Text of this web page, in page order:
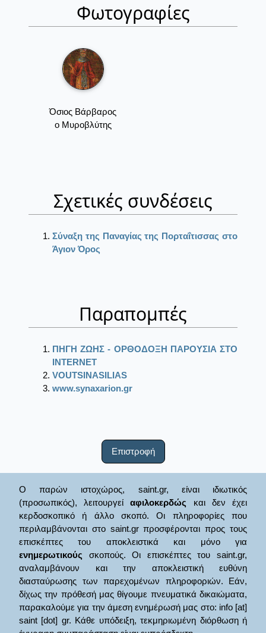
Φωτογραφίες
Όσιος Βάρβαρος
ο Μυροβλύτης
Σχετικές συνδέσεις
Σύναξη της Παναγίας της Πορταΐτισσας στο
Άγιον Όρος
Παραπομπές
ΠΗΓΗ ΖΩΗΣ - ΟΡΘΟΔΟΞΗ ΠΑΡΟΥΣΙΑ ΣΤΟ
ΙΝΤΕRΝΕΤ
VOUTSINASILIAS
www.synaxarion.gr
Επιστροφή
Ο παρών ιστοχώρος, saint.gr, είναι ιδιωτικός
(προσωπικός), λειτουργείαφιλοκερδώς και δεν έχει
κερδοσκοπικό ή άλλο σκοπό. Οι πληροφορίες που
περιλαμβάνονται στο saint.gr προσφέρονται προς τους
επισκέπτες του αποκλειστικά και μόνο για
ενημερωτικούς σκοπούς. Οι επισκέπτες του saint.gr,
αναλαμβάνουν και την αποκλειστική ευθύνη
διασταύρωσης των παρεχομένων πληροφοριών. Εάν,
δίχως την πρόθεσή μας θίγουμε πνευματικά δικαιώματα,
παρακαλούμε για την άμεση ενημέρωσή μας στο: info [at]
saint [dot] gr. Κάθε υπόδειξη, τεκμηριωμένη διόρθωση ή